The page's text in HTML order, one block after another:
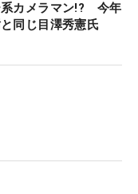
系カメラマン!? 今年
同じ目澤秀憲氏